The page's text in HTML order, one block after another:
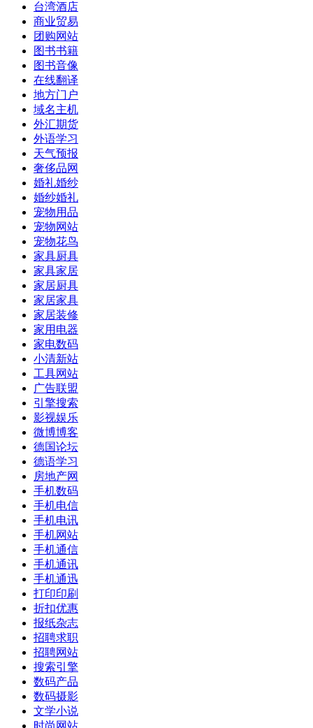
台湾酒店
商业贸易
团购网站
图书书籍
图书音像
在线翻译
地方门户
域名主机
外汇期货
外语学习
天气预报
奢侈品网
婚礼婚纱
婚纱婚礼
宠物用品
宠物网站
宠物花鸟
家具厨具
家具家居
家居厨具
家居家具
家居装修
家用电器
家电数码
小清新站
工具网站
广告联盟
引擎搜索
影视娱乐
微博博客
德国论坛
德语学习
房地产网
手机数码
手机电信
手机电讯
手机网站
手机通信
手机通讯
手机通迅
打印印刷
折扣优惠
报纸杂志
招聘求职
招聘网站
搜索引擎
数码产品
数码摄影
文学小说
时尚网站